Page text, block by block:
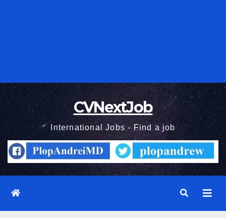
CVNextJob
International Jobs - Find a job